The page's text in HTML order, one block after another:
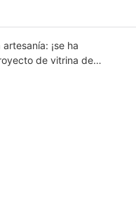
¡se ha
de vitrina de